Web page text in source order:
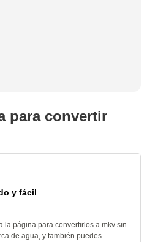
para convertir
y fácil
la página para convertirlos a mkv sin
de agua, y también puedes